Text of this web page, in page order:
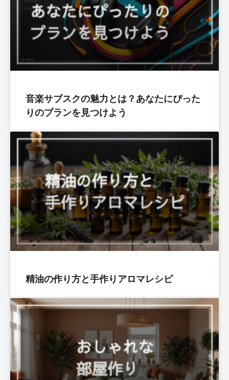
音楽サブスクの魅力とは？あなたにぴった
りのプランを見つけよう
精油の作り方と手作りアロマレシピ